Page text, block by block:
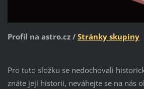
Profil na astro.cz / Stránky skupiny
Pro tuto složku se nedochovali
znáte její historii, neváhejte se na nás